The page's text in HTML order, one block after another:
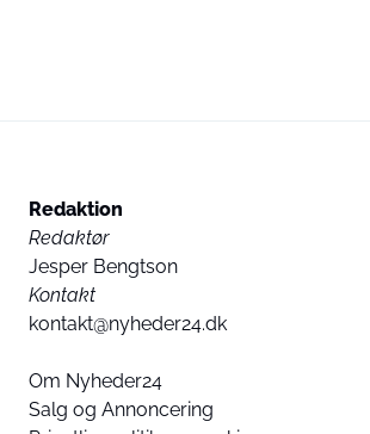
Redaktion
Redaktør
Jesper Bengtson
Kontakt
kontakt@nyheder24.dk
Om Nyheder24
Salg og Annoncering